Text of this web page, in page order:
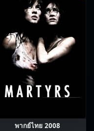
พากย์ไทย 2008